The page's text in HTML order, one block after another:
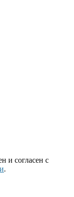
и согласен с
.